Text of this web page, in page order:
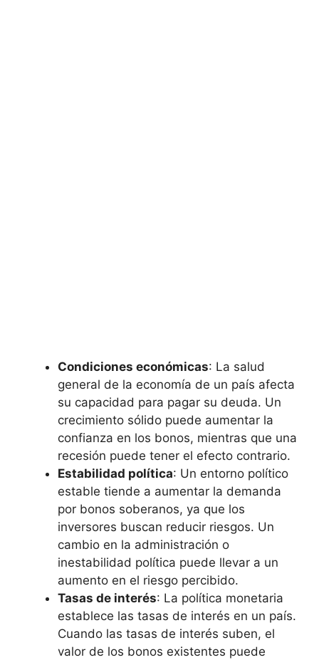
Condiciones económicas: La salud
general de‍ la economía ⁤de un país afecta
su capacidad para pagar su deuda. Un
crecimiento sólido‍ puede aumentar la
confianza en‍ los bonos, mientras que una
recesión puede tener⁤ el efecto contrario.
Estabilidad política: Un entorno político
estable​ tiende a aumentar la demanda
por bonos soberanos, ya que los
inversores buscan reducir riesgos. Un
cambio en la administración o
inestabilidad política puede llevar a ⁤un
aumento en el riesgo ​percibido.
Tasas de interés: La política monetaria
establece las tasas de interés en un país.
Cuando‌ las tasas de interés suben, el
valor‍ de los bonos existentes puede